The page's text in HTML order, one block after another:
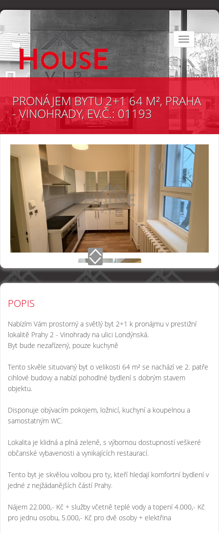
Toggle
navigation
PRONÁJEM BYTU 2+1 64 M², PRAHA
- VINOHRADY, EV.Č.: 01193
POPIS
Nabízím Vám prostorný a světlý byt 2+1 k pronájmu v prestižní
lokalitě Prahy 2 - Vinohrady na ulici Londýnská.
Byt bude nezařízený, pouze kuchyně
Tento skvěle situovaný byt o velikosti 64 m² se nachází ve 2. patře
cihlové budovy a nabízí pohodlné bydlení s dobrým stavem
objektu.
Disponuje obývacím pokojem, ložnicí, kuchyní a koupelnou a
samostatným WC.
Lokalita je klidná a plná zeleně, s výbornou dostupností veškeré
občanské vybavenosti a vynikajících restaurací.
Tento byt je skvělou volbou pro ty, kteří hledají komfortní bydlení v
jedné z nejžádanějších částí Prahy.
Nájem 22.000,- Kč + služby včetně teplé vody a topení 4.000,- Kč
pro jednu osobu, 5.000,- Kč pro dvě osoby + elektřina